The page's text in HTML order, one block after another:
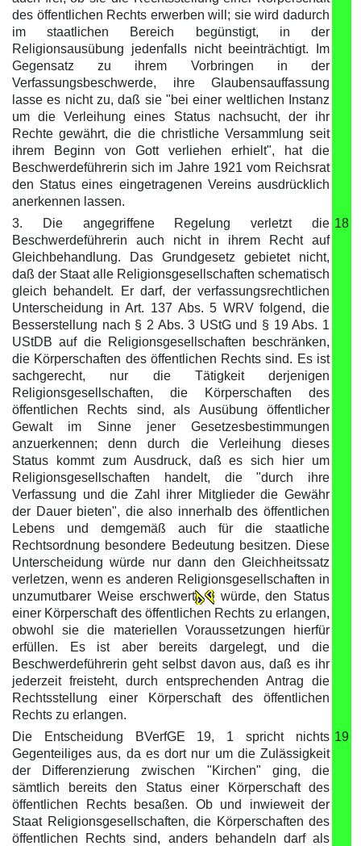
des öffentlichen Rechts erwerben will; sie wird dadurch
im staatlichen Bereich begünstigt, in der
Religionsausübung jedenfalls nicht beeinträchtigt. Im
Gegensatz zu ihrem Vorbringen in der
Verfassungsbeschwerde, ihre Glaubensauffassung
lasse es nicht zu, daß sie "bei einer weltlichen Instanz
um die Verleihung eines Status nachsucht, der ihr
Rechte gewährt, die die christliche Versammlung seit
ihrem Beginn von Gott verliehen erhielt", hat die
Beschwerdeführerin sich im Jahre 1921 vom Reichsrat
den Status eines eingetragenen Vereins ausdrücklich
anerkennen lassen.
3. Die angegriffene Regelung verletzt die
Beschwerdeführerin auch nicht in ihrem Recht auf
Gleichbehandlung. Das Grundgesetz gebietet nicht,
daß der Staat alle Religionsgesellschaften schematisch
gleich behandelt. Er darf, der verfassungsrechtlichen
Unterscheidung in Art. 137 Abs. 5 WRV folgend, die
Besserstellung nach § 2 Abs. 3 UStG und § 19 Abs. 1
UStDB auf die Religionsgesellschaften beschränken,
die Körperschaften des öffentlichen Rechts sind. Es ist
sachgerecht, nur die Tätigkeit derjenigen
Religionsgesellschaften, die Körperschaften des
öffentlichen Rechts sind, als Ausübung öffentlicher
Gewalt im Sinne jener Gesetzesbestimmungen
anzuerkennen; denn durch die Verleihung dieses
Status kommt zum Ausdruck, daß es sich hier um
Religionsgesellschaften handelt, die "durch ihre
Verfassung und die Zahl ihrer Mitglieder die Gewähr
der Dauer bieten", die also innerhalb des öffentlichen
Lebens und demgemäß auch für die staatliche
Rechtsordnung besondere Bedeutung besitzen. Diese
Unterscheidung würde nur dann den Gleichheitssatz
verletzen, wenn es anderen Religionsgesellschaften in
unzumutbarer Weise erschwert
würde, den Status
einer Körperschaft des öffentlichen Rechts zu erlangen,
obwohl sie die materiellen Voraussetzungen hierfür
erfüllen. Es ist aber bereits dargelegt, und die
Beschwerdeführerin geht selbst davon aus, daß es ihr
jederzeit freisteht, durch entsprechenden Antrag die
Rechtsstellung einer Körperschaft des öffentlichen
Rechts zu erlangen.
18
Die Entscheidung BVerfGE 19, 1 spricht nichts
Gegenteiliges aus, da es dort nur um die Zulässigkeit
der Differenzierung zwischen "Kirchen" ging, die
sämtlich bereits den Status einer Körperschaft des
öffentlichen Rechts besaßen. Ob und inwieweit der
Staat Religionsgesellschaften, die Körperschaften des
öffentlichen Rechts sind, anders behandeln darf als
19